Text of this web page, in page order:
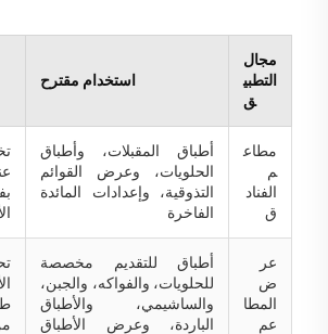
مجال
التطبي
ق
استخدام مقترح
مطاع
م
الفناد
ق
أطباق المقبلات، وأطباق
الحلويات، وعرض القوائم
التذوقية، وإعدادات المائدة
الفاخرة
عر
ض
المطا
عم
أطباق للتقديم مخصصة
للحلويات، والفواكه، والجبن،
والساشيمي، والأطباق
الباردة، وعرض الأطباق